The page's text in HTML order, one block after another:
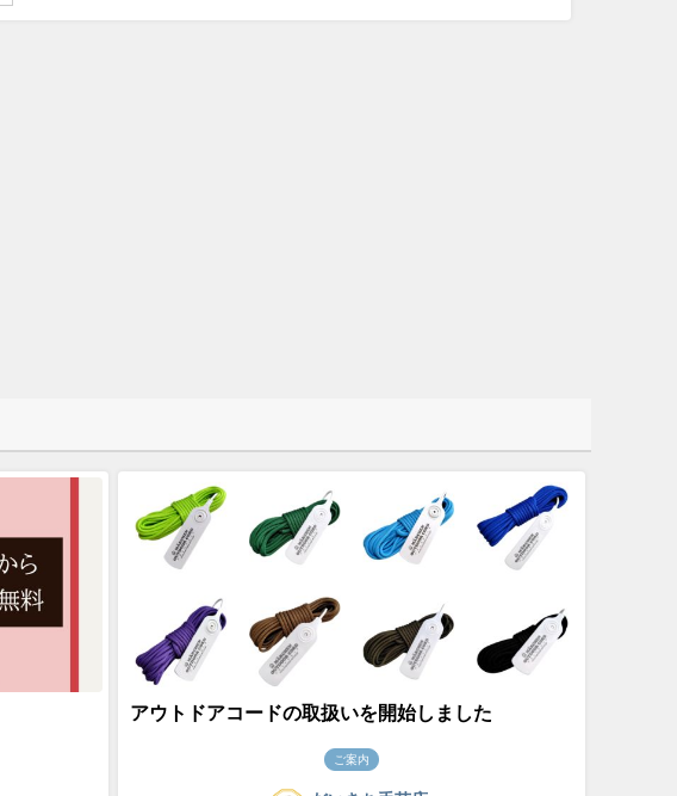
アウトドアコードの取扱いを開始しました
ご案内